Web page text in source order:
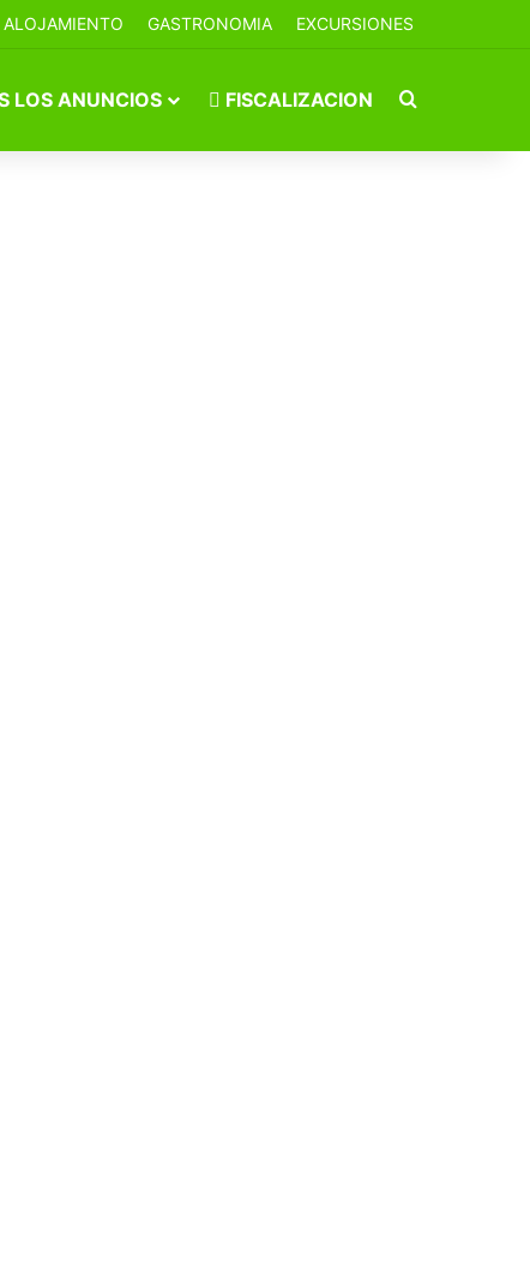
ALOJAMIENTO GASTRONOMIA EXCURSIONES
LOS ANUNCIOS FISCALIZACION Buscar por